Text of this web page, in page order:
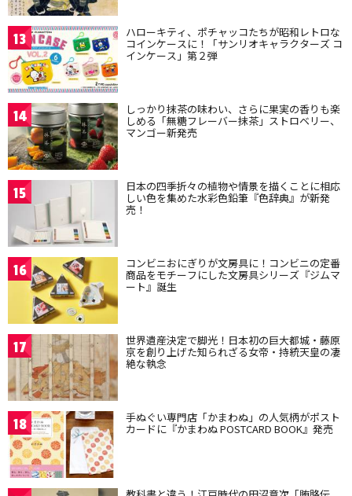
13 ハローキティ、ポチャッコたちが昭和レトロな
コインケースに！「サンリオキャラクターズ コ
インケース」第２弾
14 しっかり抹茶の味わい、さらに果実の香りも楽
しめる「無糖フレーバー抹茶」ストロベリー、
マンゴー新発売
15 日本の四季折々の植物や情景を描くことに相応
しい色を集めた水彩色鉛筆『色辞典』が新発
売！
16 コンビニおにぎりが文房具に！コンビニの定番
商品をモチーフにした文房具シリーズ『ジムマ
ート』誕生
17 世界遺産決定で脚光！日本初の巨大都城・藤原
京を創り上げた知られざる女帝・持統天皇の凄
絶な執念
18 手ぬぐい専門店「かまわぬ」の人気柄がポスト
カードに『かまわぬ POSTCARD BOOK』発売